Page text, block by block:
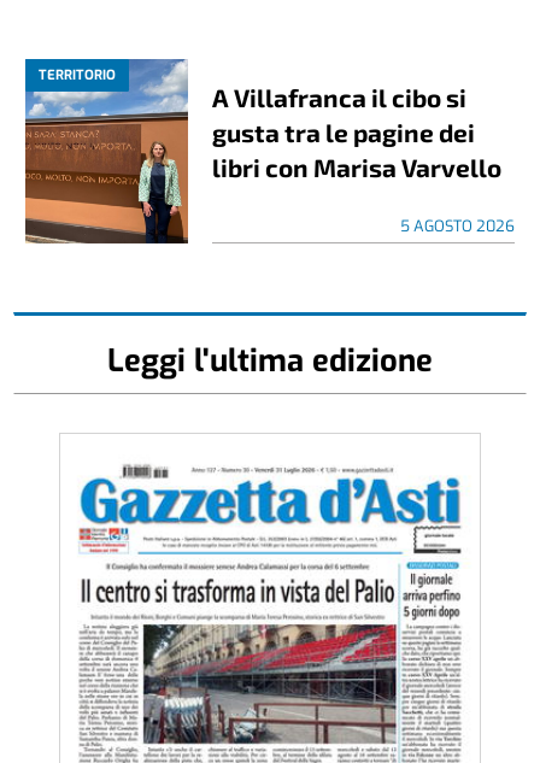
TERRITORIO
A Villafranca il cibo si
gusta tra le pagine dei
libri con Marisa Varvello
5 AGOSTO 2026
Leggi l'ultima edizione